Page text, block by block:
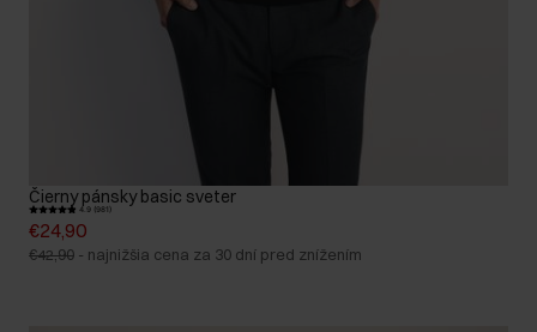
Čierny pánsky basic sveter
4.9 (981)
€24,90
€42,90 - najnižšia cena za 30 dní pred znížením